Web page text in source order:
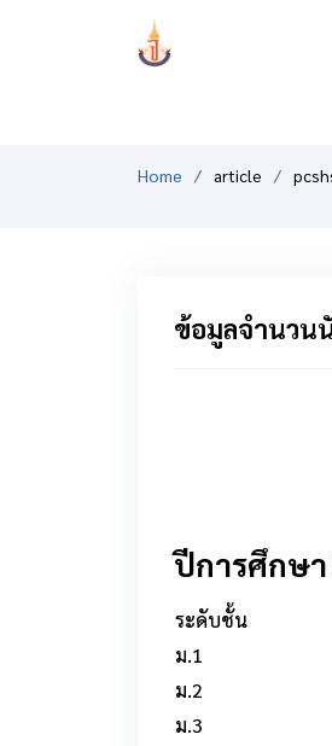
Home article
ข้อมูลจำนวน
ปีการศึกษา
ระดับชั้น
ม.1
ม.2
ม.3